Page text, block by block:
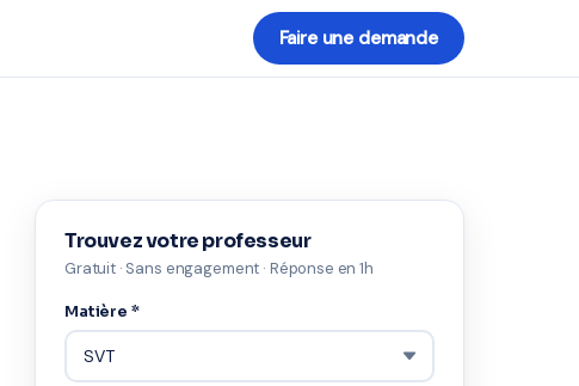
Faire une demande
Trouvez votre professeur
Gratuit · Sans engagement · Réponse en 1h
Matière *